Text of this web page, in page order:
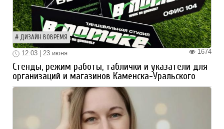
ДИЗАЙН ВОВРЕМЯ
1674
12:03 | 23 июня
Стенды, режим работы, таблички и указатели для
организаций и магазинов Каменска-Уральского